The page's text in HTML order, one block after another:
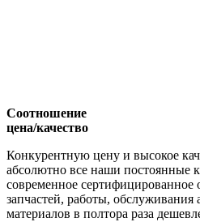
Соотношение
цена/качество
Конкурентную цену и высокое
абсолютно все наши постоянные
современное сертифицированное
запчастей, работы,
материалов в полтора раза